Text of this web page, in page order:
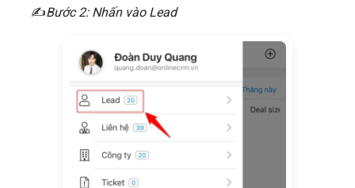
​✍Bước 2: Nhấn vào Lead